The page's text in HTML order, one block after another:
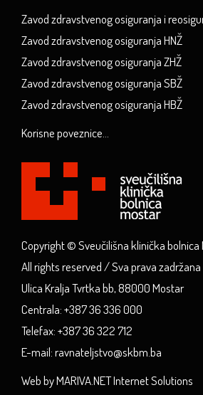
Zavod zdravstvenog osiguranja i
Zavod zdravstvenog osiguranja HNŽ
Zavod zdravstvenog osiguranja ZHŽ
Zavod zdravstvenog osiguranja SBŽ
Zavod zdravstvenog osiguranja HBŽ
Korisne poveznice...
Copyright © Sveučilišna klinička bolnica
All rights reserved / Sva prava zadržana
Ulica Kralja Tvrtka bb, 88000 Mostar
Centrala: +387 36 336 000
Telefax: +387 36 322 712
E-mail: ravnateljstvo@skbm.ba
Web by MARIVA.NET Internet Solutions